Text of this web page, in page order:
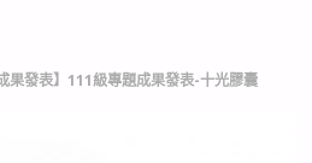
成果發表】111級專題成果發表-十光膠囊